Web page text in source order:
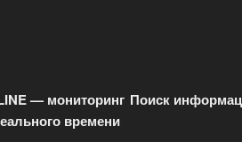
— мониторинг
времени
Поиск